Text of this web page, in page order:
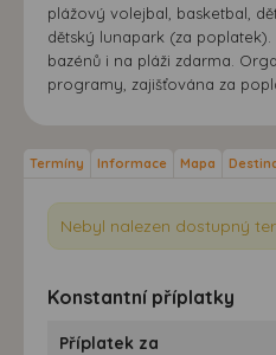
plážový volejbal, basketbal,
dětský lunapark (za
bazénů i na pláži zdarma.
programy, zajišťována za
Termíny Informace Mapa
Nebyl nalezen dostupný
Konstantní příplatky
Příplatek za